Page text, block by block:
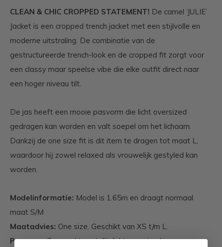
CLEAN & CHIC CROPPED STATEMENT! De camel ‘JULIE’
Jacket is een cropped trench jacket met een stijlvolle en
moderne uitstraling. De combinatie van de
gestructureerde trench-look en de cropped fit zorgt voor
een classy maar speelse vibe die elke outfit direct naar
een hoger niveau tilt.
De jas heeft een mooie pasvorm die licht oversized
gedragen kan worden en valt soepel om het lichaam.
Dankzij de one size fit is dit item te dragen tot maat L,
waardoor hij zowel relaxed als vrouwelijk gestyled kan
worden.
Modelinformatie: Model is 1.65m en draagt normaal
maat S/M
Maatadvies: One size. Geschikt van XS t/m L.
Pasvorm:Cropped trench fit, licht oversized